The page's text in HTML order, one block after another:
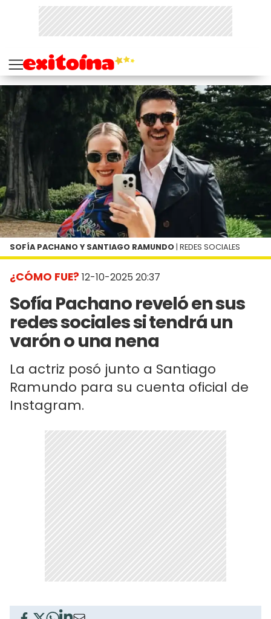
¿CÓMO FUE? 12-10-2025 20:37
Sofía Pachano reveló en sus
redes sociales si tendrá un
varón o una nena
La actriz posó junto a Santiago
Ramundo para su cuenta oficial de
Instagram.
SOFÍA PACHANO Y SANTIAGO RAMUNDO | REDES SOCIALES